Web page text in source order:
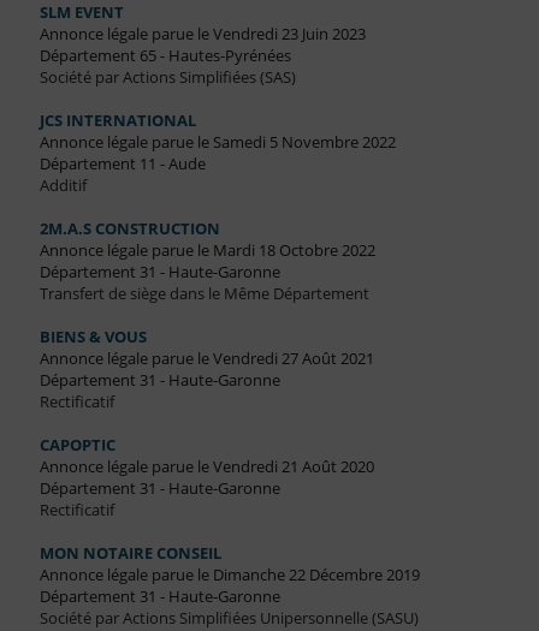
SLM EVENT
Annonce légale parue le Vendredi 23 Juin 2023
Département 65 - Hautes-Pyrénées
Société par Actions Simplifiées (SAS)
JCS INTERNATIONAL
Annonce légale parue le Samedi 5 Novembre 2022
Département 11 - Aude
Additif
2M.A.S CONSTRUCTION
Annonce légale parue le Mardi 18 Octobre 2022
Département 31 - Haute-Garonne
Transfert de siège dans le Même Département
BIENS & VOUS
Annonce légale parue le Vendredi 27 Août 2021
Département 31 - Haute-Garonne
Rectificatif
CAPOPTIC
Annonce légale parue le Vendredi 21 Août 2020
Département 31 - Haute-Garonne
Rectificatif
MON NOTAIRE CONSEIL
Annonce légale parue le Dimanche 22 Décembre 2019
Département 31 - Haute-Garonne
Société par Actions Simplifiées Unipersonnelle (SASU)